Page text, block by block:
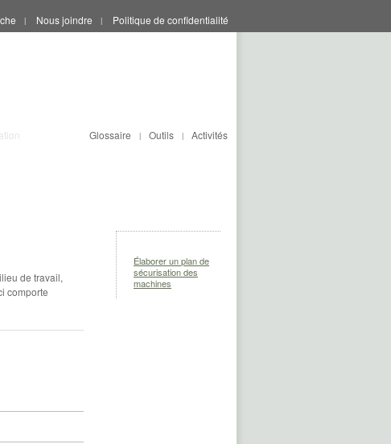
| Nous joindre | Politique de confidentialité
Activités
Outils |
Glossaire |
de travail,
comporte
Élaborer un plan de
sécurisation des
machines